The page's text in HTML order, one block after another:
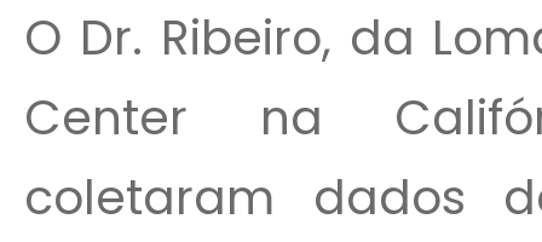
O Dr. Ribeiro, da
Center na
coletaram dados